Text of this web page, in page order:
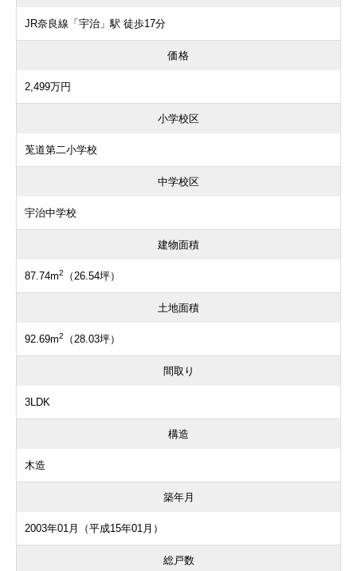
JR奈良線「宇治」駅 徒歩17分
価格
2,499万円
小学校区
莵道第二小学校
中学校区
宇治中学校
建物面積
87.74m2 （26.54坪）
土地面積
92.69m2 （28.03坪）
間取り
3LDK
構造
木造
築年月
2003年01月（平成15年01月）
総戸数